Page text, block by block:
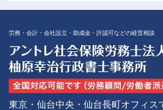
労務・会計・会社設立・助成金・許認可などの経営相談
東京・仙台中央・仙台長町オフィス